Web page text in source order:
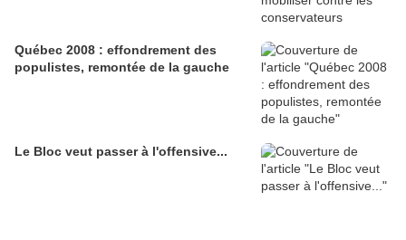
Québec 2008 : effondrement des
populistes, remontée de la gauche
Le Bloc veut passer à l'offensive...